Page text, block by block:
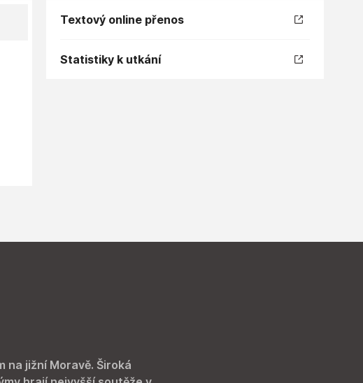
Textový online přenos
Statistiky k utkání
na jižní Moravě. Široká